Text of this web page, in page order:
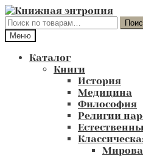
Перейти
к
навигации
Перейти
к
содержимому
Искать:
Меню
Каталог
Книги
История
Медицина
Философия
Религии